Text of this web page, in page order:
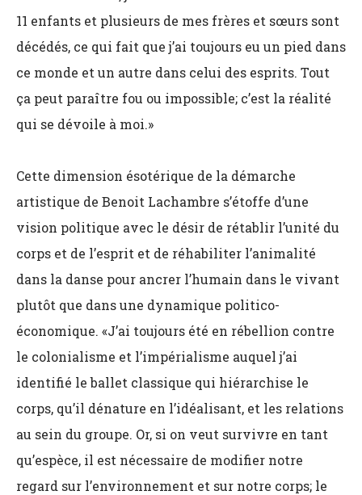
11 enfants et plusieurs de mes frères et sœurs sont
décédés, ce qui fait que j’ai toujours eu un pied dans
ce monde et un autre dans celui des esprits. Tout
ça peut paraître fou ou impossible; c’est la réalité
qui se dévoile à moi.»
Cette dimension ésotérique de la démarche
artistique de Benoit Lachambre s’étoffe d’une
vision politique avec le désir de rétablir l’unité du
corps et de l’esprit et de réhabiliter l’animalité
dans la danse pour ancrer l’humain dans le vivant
plutôt que dans une dynamique politico-
économique. «J’ai toujours été en rébellion contre
le colonialisme et l’impérialisme auquel j’ai
identifié le ballet classique qui hiérarchise le
corps, qu’il dénature en l’idéalisant, et les relations
au sein du groupe. Or, si on veut survivre en tant
qu’espèce, il est nécessaire de modifier notre
regard sur l’environnement et sur notre corps; le